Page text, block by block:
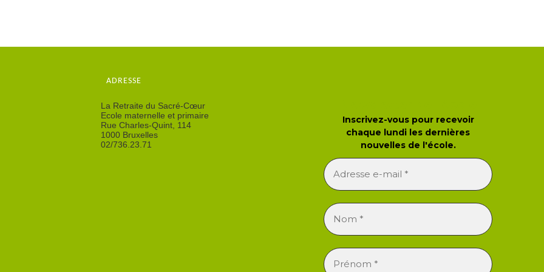
ADRESSE
La Retraite du Sacré-Cœur
Ecole maternelle et primaire
Rue Charles-Quint, 114
1000 Bruxelles
02/736.23.71
Inscrivez-vous pour recevoir
chaque lundi les dernières
nouvelles de l'école.